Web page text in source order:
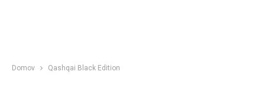
Domov Qashqai Black Edition